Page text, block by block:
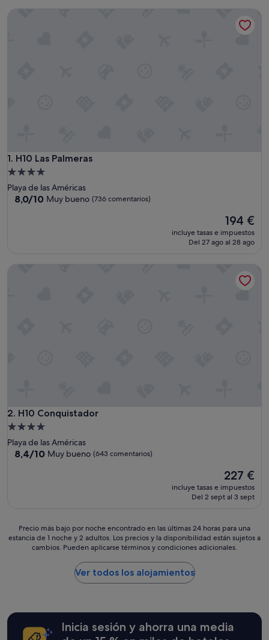
1. H10 Las Palmeras
H10 Las Palmeras
Alojamiento
de
4.0 estrellas
Playa de las Américas
8.0
8,0/10 Muy bueno (736 comentarios)
El
precio
actual
194 €
incluye tasas e impuestos
Del 27 ago al 28 ago
2. H10 Conquistador
H10 Conquistador
Alojamiento
de
4.0 estrellas
Playa de las Américas
8.4
8,4/10 Muy bueno (643 comentarios)
El
precio
actual
227 €
227 €
incluye tasas e impuestos
Del 2 sept al 3 sept
Precio
más
últimas
24 horas
Precio más bajo por noche encontrado en las últimas 24 horas para una
estancia de 1 noche y 2 adultos. Los precios y la disponibilidad están sujetos a
cambios. Pueden aplicarse términos y condiciones adicionales.
Ver todos los alojamientos
Inicia sesión y ahorra una media